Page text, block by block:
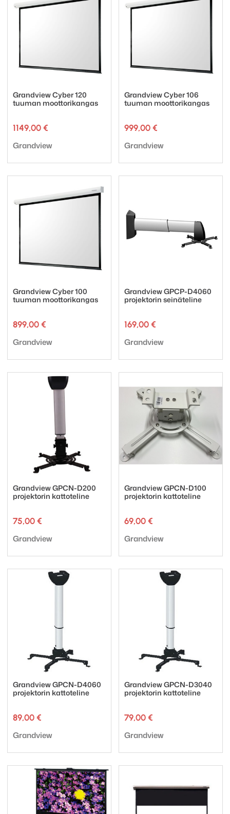
Grandview Cyber 120
tuuman moottorikangas
1149,00 €
Tuotemerkki:
Grandview
Grandview Cyber 106
tuuman moottorikangas
999,00 €
Tuotemerkki:
Grandview
Grandview Cyber 100
tuuman moottorikangas
899,00 €
Tuotemerkki:
Grandview
Grandview GPCP-D4060
projektorin seinäteline
169,00 €
Tuotemerkki:
Grandview
Grandview GPCN-D200
projektorin kattoteline
75,00 €
Tuotemerkki:
Grandview
Grandview GPCN-D100
projektorin kattoteline
69,00 €
Tuotemerkki:
Grandview
Grandview GPCN-D4060
projektorin kattoteline
89,00 €
Tuotemerkki:
Grandview
Grandview GPCN-D3040
projektorin kattoteline
79,00 €
Tuotemerkki:
Grandview